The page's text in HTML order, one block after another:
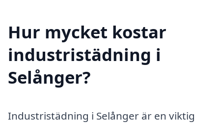
Hur mycket kostar
industristädning i
Selånger?
Industristädning i Selånger är en viktig